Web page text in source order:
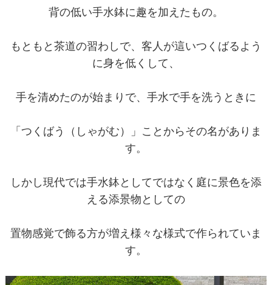
背の低い手水鉢に趣を加えたもの。
もともと茶道の習わしで、客人が這いつくばるよう
に身を低くして、
手を清めたのが始まりで、手水で手を洗うときに
「つくばう（しゃがむ）」ことからその名がありま
す。
しかし現代では手水鉢としてではなく庭に景色を添
える添景物としての
置物感覚で飾る方が増え様々な様式で作られていま
す。